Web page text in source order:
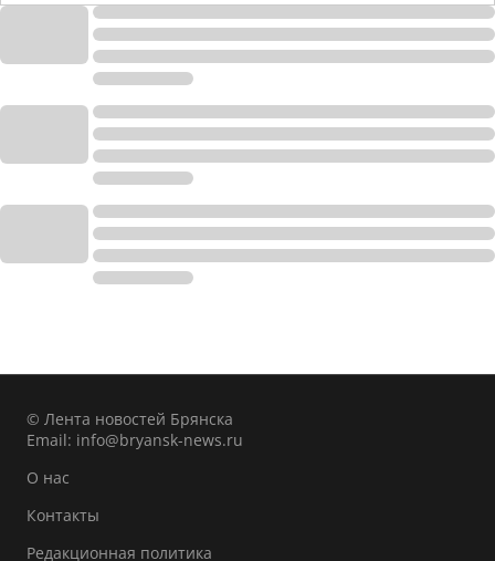
© Лента новостей Брянска
Email: info@bryansk-news.ru
О нас
Контакты
Редакционная политика